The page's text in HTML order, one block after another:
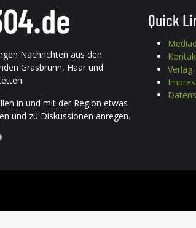
Nachrichten aus den
Grasbrunn, Haar und
in und mit der Region etwas
und zu Diskussionen anregen.
Quick
Verlag